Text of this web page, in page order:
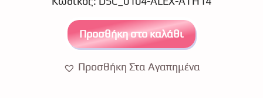
f
5
Προσθήκη στο καλάθι
Προσθήκη Στα Αγαπημένα